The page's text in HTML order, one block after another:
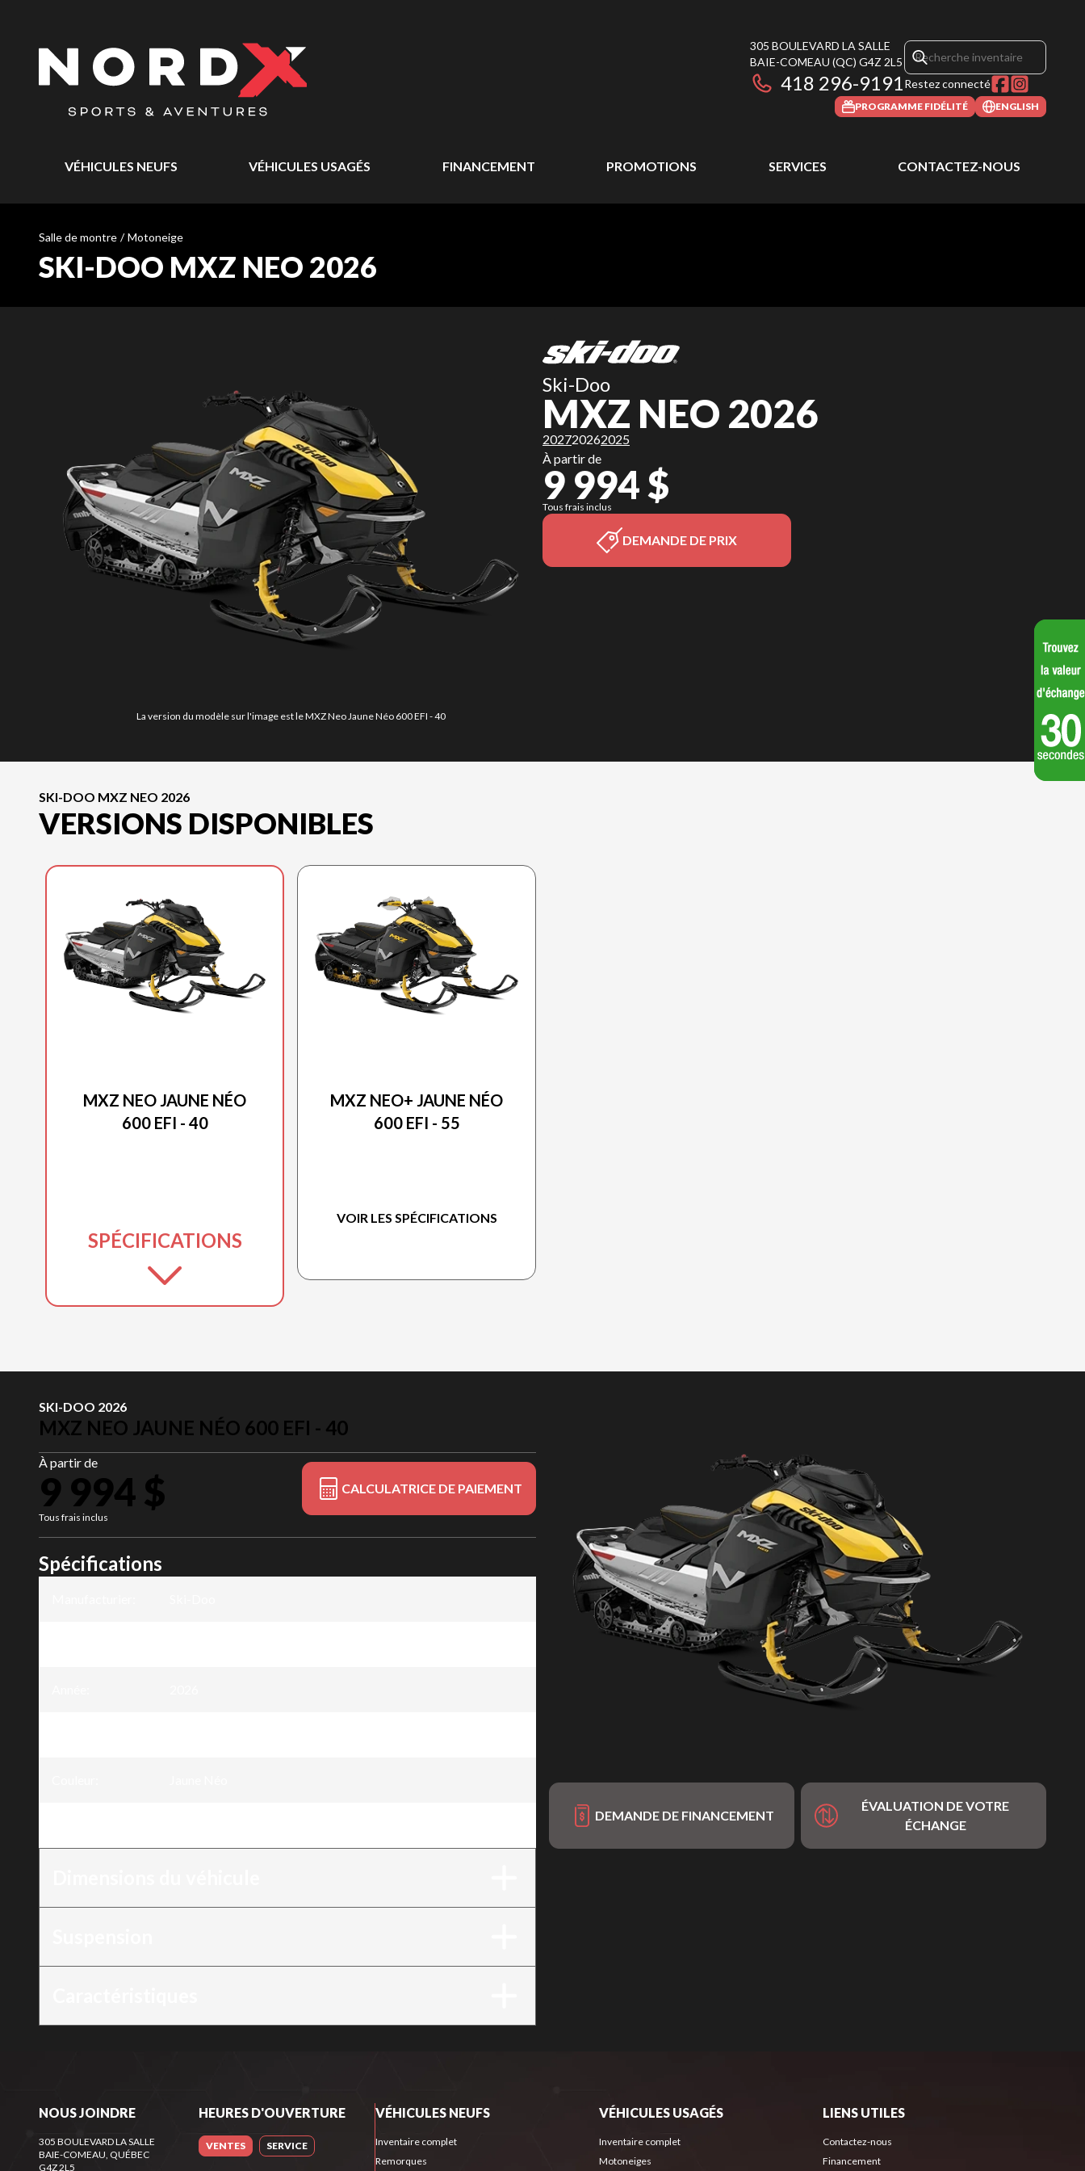
305 BOULEVARD LA SALLE
BAIE-COMEAU (QC) G4Z 2L5
418 296-9191Restez connecté
PROGRAMME FIDÉLITÉ ENGLISH
VÉHICULES NEUFS VÉHICULES USAGÉS FINANCEMENT PROMOTIONS SERVICES CONTACTEZ-NOUS
Salle de montre / Motoneige
SKI-DOO MXZ NEO 2026
La version du modèle sur l'image est le MXZ Neo Jaune Néo 600 EFI - 40
Ski-Doo
MXZ NEO 2026
202720262025
À partir de
9 994 $
Tous frais inclus
DEMANDE DE PRIX
SKI-DOO MXZ NEO 2026
VERSIONS DISPONIBLES
MXZ NEO JAUNE NÉO
600 EFI - 40
SPÉCIFICATIONS
MXZ NEO+ JAUNE NÉO
600 EFI - 55
VOIR LES SPÉCIFICATIONS
SKI-DOO 2026
MXZ NEO JAUNE NÉO 600 EFI - 40
À partir de
9 994 $
Tous frais inclus
CALCULATRICE DE PAIEMENT
DEMANDE DE FINANCEMENT
ÉVALUATION DE VOTRE
ÉCHANGE
Spécifications
NOUS JOINDRE
305 BOULEVARD LA SALLE
BAIE-COMEAU , QUÉBEC
G4Z 2L5
HEURES D'OUVERTURE
VENTES SERVICE
VÉHICULES NEUFS
Inventaire complet
Remorques
VÉHICULES USAGÉS
Inventaire complet
Motoneiges
LIENS UTILES
Contactez-nous
Financement